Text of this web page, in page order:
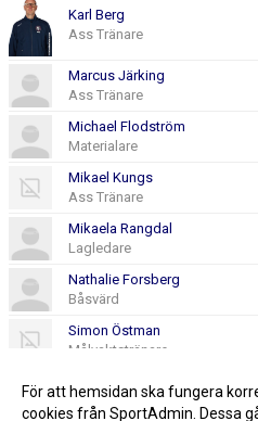
Karl Berg
Ass Tränare
Marcus Järking
Ass Tränare
Michael Flodström
Materialare
Mikael Kungs
Ass Tränare
Mikaela Rangdal
Lagledare
Nathalie Forsberg
Båsvärd
Simon Östman
Målvaktstränare
Ans. Materialare/Kassör
För att hemsidan ska fungera
cookies från SportAdmin. Dessa